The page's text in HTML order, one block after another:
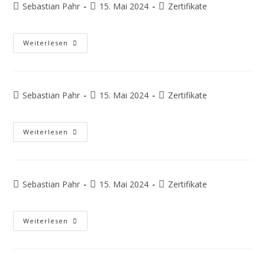
Sebastian Pahr 15. Mai 2024 Zertifikate
Weiterlesen
Sebastian Pahr 15. Mai 2024 Zertifikate
Weiterlesen
Sebastian Pahr 15. Mai 2024 Zertifikate
Weiterlesen